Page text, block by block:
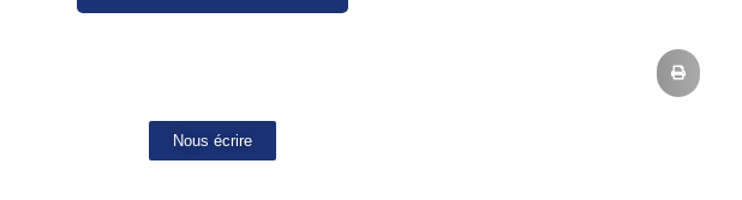
Nous écrire